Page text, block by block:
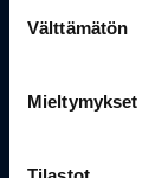
valinta
Välttämätön
Mieltymykset